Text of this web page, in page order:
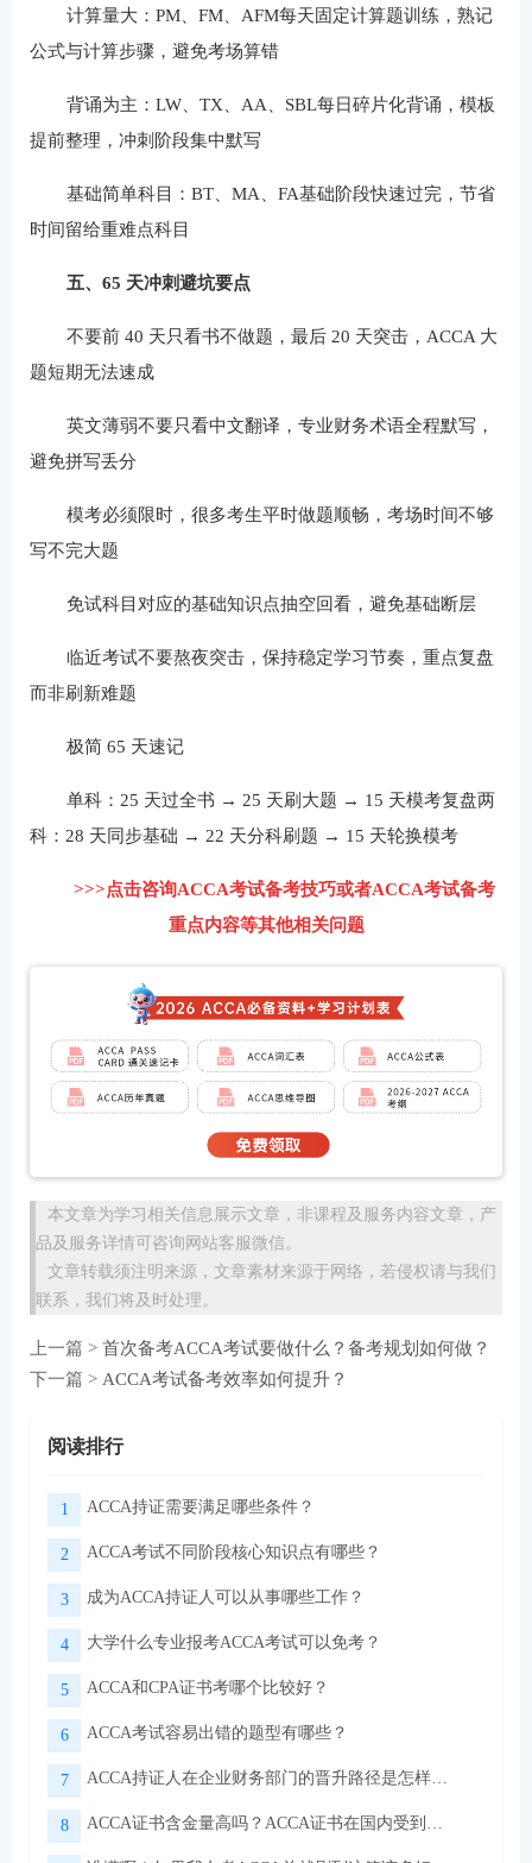
计算量大：PM、FM、AFM每天固定计算题训练，熟记
公式与计算步骤，避免考场算错
背诵为主：LW、TX、AA、SBL每日碎片化背诵，模板
提前整理，冲刺阶段集中默写
基础简单科目：BT、MA、FA基础阶段快速过完，节省
时间留给重难点科目
五、65 天冲刺避坑要点
不要前 40 天只看书不做题，最后 20 天突击，ACCA 大
题短期无法速成
英文薄弱不要只看中文翻译，专业财务术语全程默写，
避免拼写丢分
模考必须限时，很多考生平时做题顺畅，考场时间不够
写不完大题
免试科目对应的基础知识点抽空回看，避免基础断层
临近考试不要熬夜突击，保持稳定学习节奏，重点复盘
而非刷新难题
极简 65 天速记
单科：25 天过全书 → 25 天刷大题 → 15 天模考复盘两
科：28 天同步基础 → 22 天分科刷题 → 15 天轮换模考
>>>点击咨询ACCA考试备考技巧或者ACCA考试备考
重点内容等其他相关问题
本文章为学习相关信息展示文章，非课程及服务内容文章，产
品及服务详情可咨询网站客服微信。
文章转载须注明来源，文章素材来源于网络，若侵权请与我们
联系，我们将及时处理。
上一篇 > 首次备考ACCA考试要做什么？备考规划如何做？
下一篇 > ACCA考试备考效率如何提升？
阅读排行
1 ACCA持证需要满足哪些条件？
2 ACCA考试不同阶段核心知识点有哪些？
3 成为ACCA持证人可以从事哪些工作？
4 大学什么专业报考ACCA考试可以免考？
5 ACCA和CPA证书考哪个比较好？
6 ACCA考试容易出错的题型有哪些？
7
8